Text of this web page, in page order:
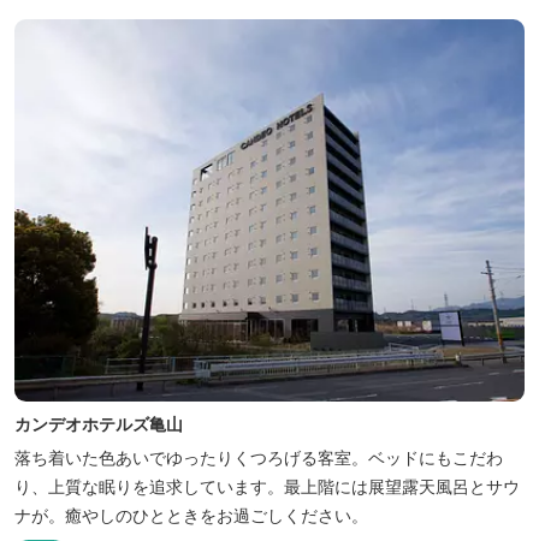
カンデオホテルズ亀山
落ち着いた色あいでゆったりくつろげる客室。ベッドにもこだわ
り、上質な眠りを追求しています。最上階には展望露天風呂とサウ
ナが。癒やしのひとときをお過ごしください。